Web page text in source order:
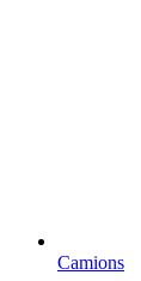
Camions